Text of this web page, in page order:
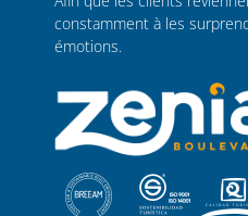
constamment à les
émotions.